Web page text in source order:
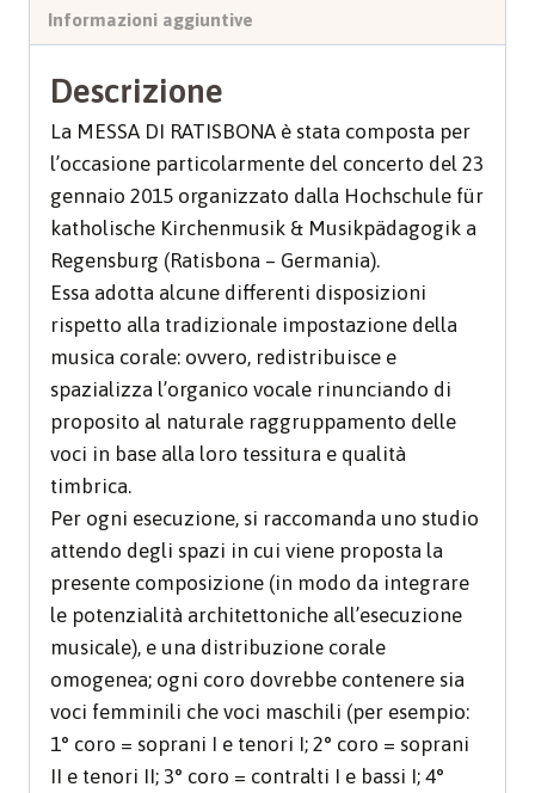
Informazioni aggiuntive
Descrizione
La MESSA DI RATISBONA è stata composta per
l’occasione particolarmente del concerto del 23
gennaio 2015 organizzato dalla Hochschule für
katholische Kirchenmusik & Musikpädagogik a
Regensburg (Ratisbona – Germania).
Essa adotta alcune differenti disposizioni
rispetto alla tradizionale impostazione della
musica corale: ovvero, redistribuisce e
spazializza l’organico vocale rinunciando di
proposito al naturale raggruppamento delle
voci in base alla loro tessitura e qualità
timbrica.
Per ogni esecuzione, si raccomanda uno studio
attendo degli spazi in cui viene proposta la
presente composizione (in modo da integrare
le potenzialità architettoniche all’esecuzione
musicale), e una distribuzione corale
omogenea; ogni coro dovrebbe contenere sia
voci femminili che voci maschili (per esempio:
1° coro = soprani I e tenori I; 2° coro = soprani
II e tenori II; 3° coro = contralti I e bassi I; 4°